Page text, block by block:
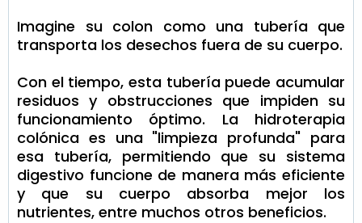
Imagine su colon como una tubería que
transporta los desechos fuera de su cuerpo.
Con el tiempo, esta tubería puede acumular
residuos y obstrucciones que impiden su
funcionamiento óptimo. La hidroterapia
colónica es una "limpieza profunda" para
esa tubería, permitiendo que su sistema
digestivo funcione de manera más eficiente
y que su cuerpo absorba mejor los
nutrientes, entre muchos otros beneficios.